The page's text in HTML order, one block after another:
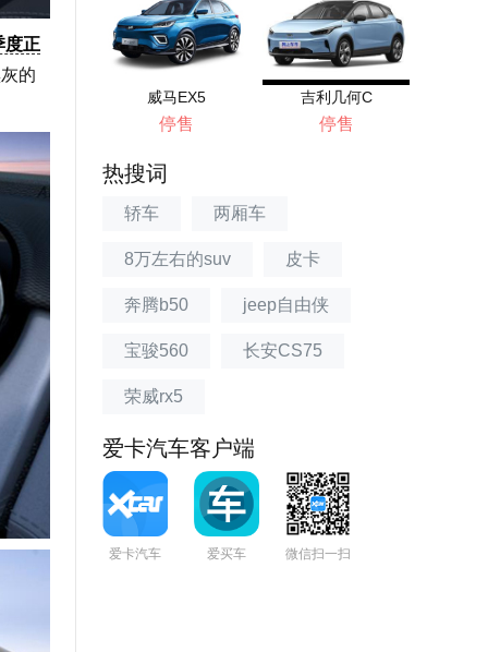
度正
的
威马EX5
停售
吉利几何C
停售
热搜词
轿车 两厢车
8万左右的suv 皮卡
奔腾b50 jeep自由侠
宝骏560 长安CS75
荣威rx5
爱卡汽车客户端
爱卡汽车 爱买车 微信扫一扫